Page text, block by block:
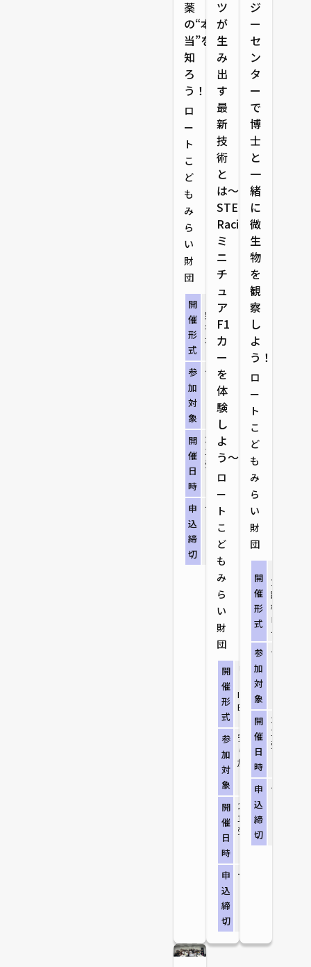
薬
の“本
当”を
知
ろ
う！
ロ
ー
ト
こ
ど
も
み
ら
い
財
団
開
催
形
式
リアル開催：塩
野義製薬株式会
社 グローバル
本社
参
加
対
象
ー
開
催
日
時
2026/8/3（月）
13:00～14:30 ※
受付開始12:45
申
込
締
切
ー
ツ
が
生
み
出
す
最
新
技
術
と
は〜
STEM
Racing
ミ
ニ
チ
ュ
ア
F1
カ
ー
を
体
験
し
よ
う〜
ロ
ー
ト
こ
ど
も
み
ら
い
財
団
開
催
形
式
リアル開催
（Tokyo
Innovation
Base）
参
加
対
象
安全面の観点か
ら未就学児の参
加はできません
開
催
日
時
2026/8/6（木）
13:00～15:00 ※
受付12:50集合
申
込
締
切
ー
ジ
ー
セ
ン
タ
ー
で
博
士
と
一
緒
に
微
生
物
を
観
察
し
よ
う！
ロ
ー
ト
こ
ど
も
み
ら
い
財
団
開
催
形
式
立行政法
評価技術
構バイオ
ロジーセ
ー）
参
加
対
象
ー
開
催
日
時
2026/8/
13:30〜
受付
申
込
締
切
ー